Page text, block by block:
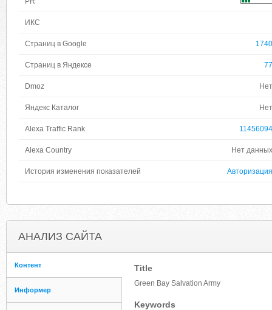
ИКС
Страниц в Google 1740
Страниц в Яндексе 77
Dmoz Нет
Яндекс Каталог Нет
Alexa Traffic Rank 11456094
Alexa Country Нет данных
История изменения показателей Авторизация
АНАЛИЗ САЙТА
Контент
Информер
Title
Green Bay Salvation Army
Keywords